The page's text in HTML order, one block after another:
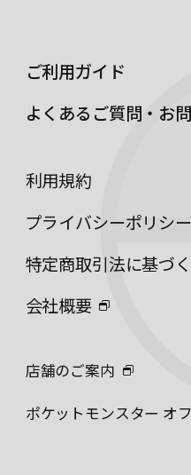
ご利用ガイド
よくあるご質問・お
利用規約
プライバシーポリシー
特定商取引法に基づ
会社概要
店舗のご案内
ポケットモンスター オ